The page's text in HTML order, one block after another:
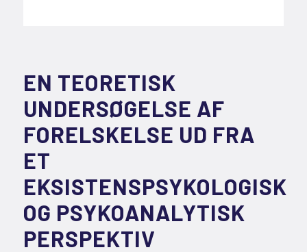
EN TEORETISK
UNDERSØGELSE AF
FORELSKELSE UD FRA
ET
EKSISTENSPSYKOLOGISK
OG PSYKOANALYTISK
PERSPEKTIV